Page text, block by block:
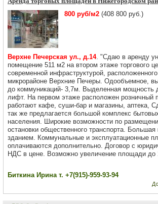
800 руб/м2 (408 800 руб.)
Верхне Печерская ул., д.14. "Сдаю в аренду
помещение 511 м2 на втором этаже торгового
современной инфраструктурой,
микрорайоне Верхние Печеры. Одообъемное,
до коммуникаций- 3,7м. Выделенная мощность
лифт. На первом этаже расположен розничный
работают кафе, суши-бар и магазины, аптека,
так же предлагается большой комплекс
населения. Широкие возможности по
остановки общественного транспорта. Большая
зданием. Коммунальные и эксплуатационные
оплачиваются дополнительно. Договор с
НДС в цене. Возможно увеличение площади до
Биткина Ирина т. +7(915)-959-93-94